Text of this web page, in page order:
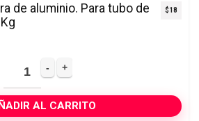
de aluminio. Para tubo de
$18
AL CARRITO